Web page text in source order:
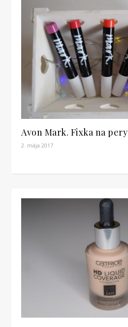
Avon Mark. Fixka na pery
2. mája 2017